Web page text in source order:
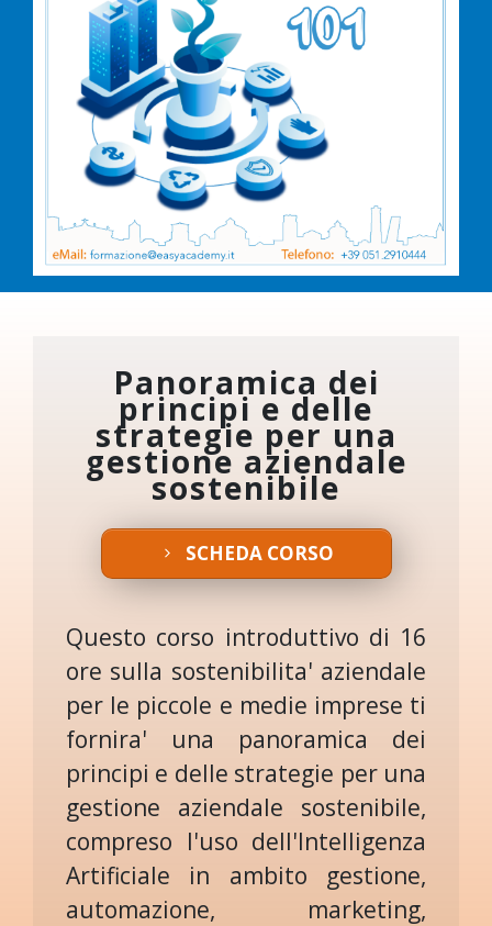
Panoramica dei
principi e delle
strategie per una
gestione aziendale
sostenibile
SCHEDA CORSO
Questo corso introduttivo di 16
ore sulla sostenibilita' aziendale
per le piccole e medie imprese ti
fornira' una panoramica dei
principi e delle strategie per una
gestione aziendale sostenibile,
compreso l'uso dell'Intelligenza
Artificiale in ambito gestione,
automazione, marketing,